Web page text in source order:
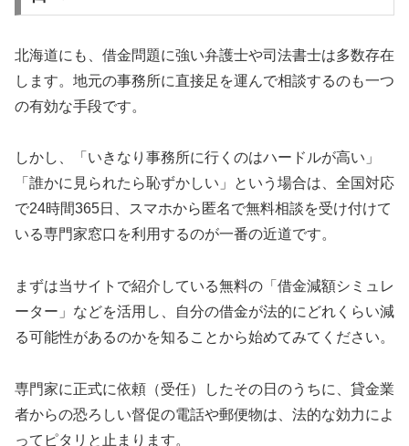
北海道にも、借金問題に強い弁護士や司法書士は多数存在
します。地元の事務所に直接足を運んで相談するのも一つ
の有効な手段です。
しかし、「いきなり事務所に行くのはハードルが高い」
「誰かに見られたら恥ずかしい」という場合は、全国対応
で24時間365日、スマホから匿名で無料相談を受け付けて
いる専門家窓口を利用するのが一番の近道です。
まずは当サイトで紹介している無料の「借金減額シミュレ
ーター」などを活用し、自分の借金が法的にどれくらい減
る可能性があるのかを知ることから始めてみてください。
専門家に正式に依頼（受任）したその日のうちに、貸金業
者からの恐ろしい督促の電話や郵便物は、法的な効力によ
ってピタリと止まります。